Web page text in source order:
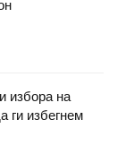
избора на
ги избегнем